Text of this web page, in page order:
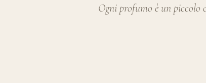
Ogni profumo è un